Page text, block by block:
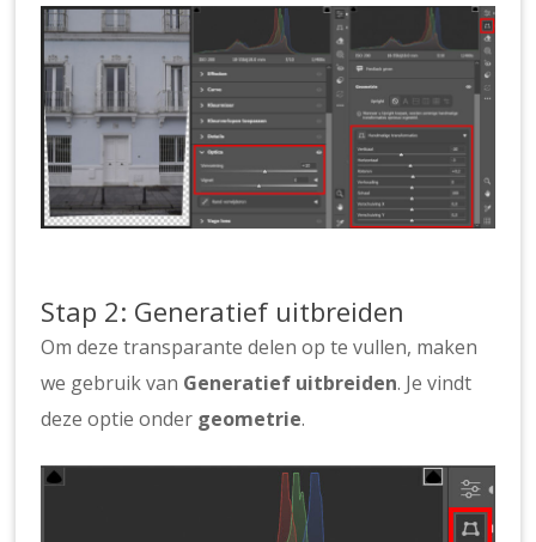
Stap 2: Generatief uitbreiden
Om deze transparante delen op te vullen, maken
we gebruik van Generatief uitbreiden. Je vindt
deze optie onder geometrie.